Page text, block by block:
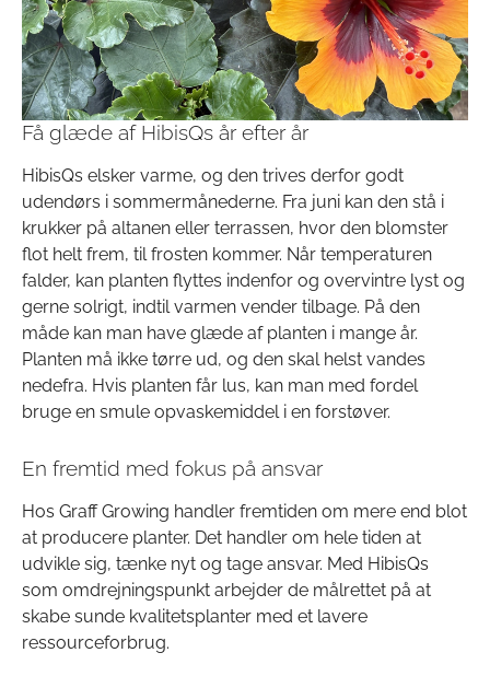
Få glæde af HibisQs år efter år
HibisQs elsker varme, og den trives derfor godt
udendørs i sommermånederne. Fra juni kan den stå i
krukker på altanen eller terrassen, hvor den blomster
flot helt frem, til frosten kommer. Når temperaturen
falder, kan planten flyttes indenfor og overvintre lyst og
gerne solrigt, indtil varmen vender tilbage. På den
måde kan man have glæde af planten i mange år.
Planten må ikke tørre ud, og den skal helst vandes
nedefra. Hvis planten får lus, kan man med fordel
bruge en smule opvaskemiddel i en forstøver.
En fremtid med fokus på ansvar
Hos Graff Growing handler fremtiden om mere end blot
at producere planter. Det handler om hele tiden at
udvikle sig, tænke nyt og tage ansvar. Med HibisQs
som omdrejningspunkt arbejder de målrettet på at
skabe sunde kvalitetsplanter med et lavere
ressourceforbrug.